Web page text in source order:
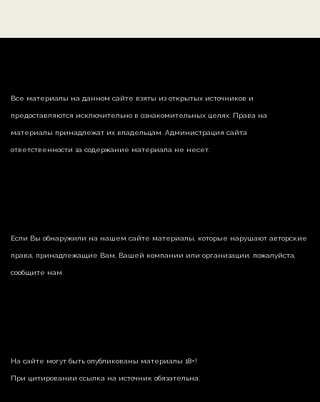
Все материалы на данном сайте взяты из открытых источников и
предоставляются исключительно в ознакомительных целях. Права на
материалы принадлежат их владельцам. Администрация сайта
ответственности за содержание материала не несет.
Если Вы обнаружили на нашем сайте материалы, которые нарушают авторские
права, принадлежащие Вам, Вашей компании или организации, пожалуйста,
сообщите нам.
На сайте могут быть опубликованы материалы 18+!
При цитировании ссылка на источник обязательна.